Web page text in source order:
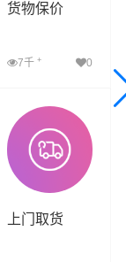
货物保价
7千 + 0
查看详细
上门取货